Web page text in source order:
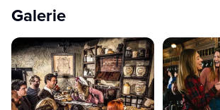
Galerie